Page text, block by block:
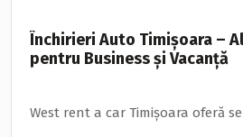
Închirieri Auto Timișoara –
pentru Business și Vacanță
West rent a car Timișoara oferă